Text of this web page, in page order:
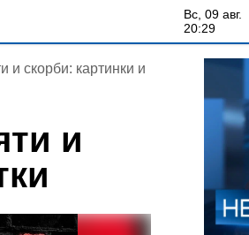
вс, 09 авг.
20:29
скорби: картинки и
и